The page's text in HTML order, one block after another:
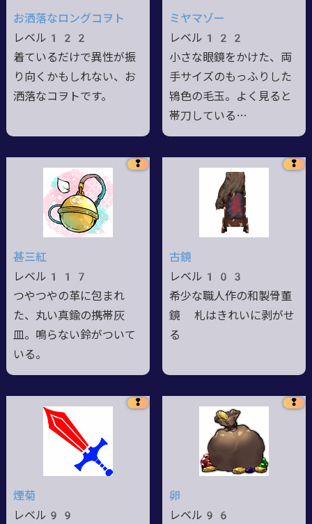
お洒落なロングコヲト
レベル122
着ているだけで異性が振
り向くかもしれない、お
洒落なコヲトです。
ミヤマゾー
レベル122
小さな眼鏡をかけた、両
手サイズのもっふりした
鴇色の毛玉。よく見ると
帯刀している…
❢
甚三紅
レベル117
つやつやの革に包まれ
た、丸い真鍮の携帯灰
皿。鳴らない鈴がついて
いる。
❢
古鏡
レベル103
希少な職人作の和製骨董
鏡 札はきれいに剥がせ
る
❢
煙菊
レベル99
❢
卵
レベル96